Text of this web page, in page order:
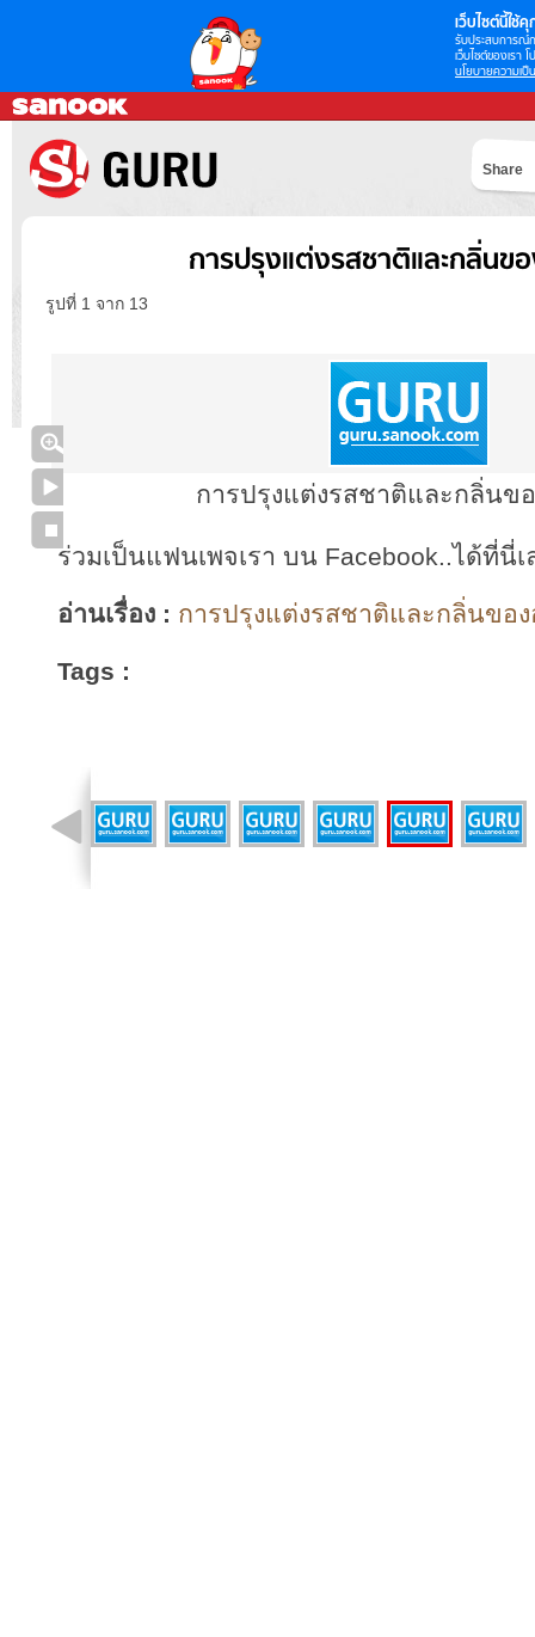
เว็บไซต์นี้ใช้คุ
รับประสบการณ์
เว็บไซต์ของเรา
นโยบายความเป็
Share
การปรุงแต่งรสชาติและกลิ่นข
รูปที่ 1 จาก 13
การปรุงแต่งรสชาติและกลิ่นข
ร่วมเป็นแฟนเพจเรา บน Facebook..ได้ที่นี่เ
อ่านเรื่อง : การปรุงแต่งรสชาติและกลิ่นขอ
Tags :